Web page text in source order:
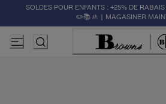
SOLDES POUR ENFANTS : +25% DE
✏️📚🚸 | MAGASINER